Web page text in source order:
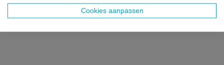
Cookies aanpassen
20% korting op bijkomende banners en